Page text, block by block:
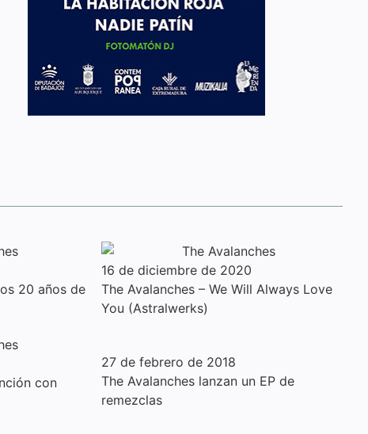
20 años de
16 de diciembre de 2020
The Avalanches – We Will Always Love
You (Astralwerks)
con
27 de febrero de 2018
The Avalanches lanzan un EP de
remezclas